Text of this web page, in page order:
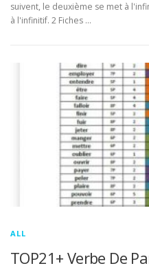
suivent, le deuxième se met à
à l'infinitif. 2 Fiches …
ALL
TOP21+ Verbe De